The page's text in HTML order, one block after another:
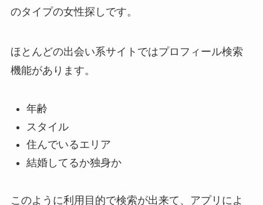
のタイプの女性探しです。
ほとんどの出会い系サイトではプロフィール検索
機能があります。
年齢
スタイル
住んでいるエリア
結婚してるか独身か
このように利用目的で検索が出来て、アプリによ